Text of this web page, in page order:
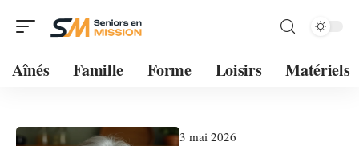
Aînés Famille Forme Loisirs Matériels
3 mai 2026